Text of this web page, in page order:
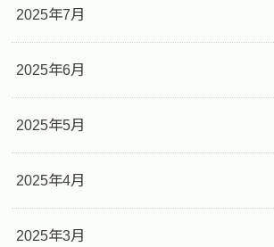
2025年7月
2025年6月
2025年5月
2025年4月
2025年3月